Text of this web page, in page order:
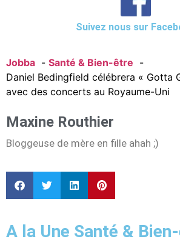
Suivez nous sur
Jobba
Santé & Bien-être
Daniel Bedingfield célébrera « Gotta
avec des concerts au Royaume-Uni
Maxine Routhier
Bloggeuse de mère en fille ahah ;)
A la Une Santé &